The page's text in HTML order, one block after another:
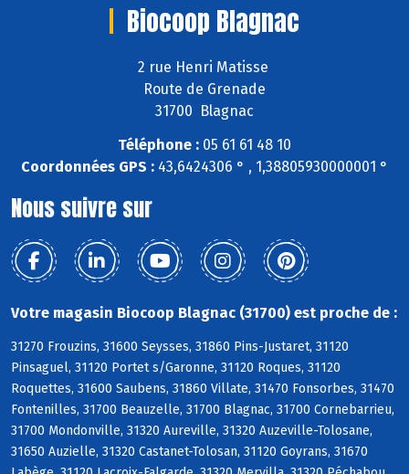
Biocoop Blagnac
2 rue Henri Matisse
Route de Grenade
31700 Blagnac
Téléphone : 05 61 61 48 10
Coordonnées GPS : 43,6424306 ° , 1,38805930000001 °
Nous suivre sur
Votre magasin Biocoop Blagnac (31700) est proche de :
31270 Frouzins, 31600 Seysses, 31860 Pins-Justaret, 31120
Pinsaguel, 31120 Portet s/Garonne, 31120 Roques, 31120
Roquettes, 31600 Saubens, 31860 Villate, 31470 Fonsorbes, 31470
Fontenilles, 31700 Beauzelle, 31700 Blagnac, 31700 Cornebarrieu,
31700 Mondonville, 31320 Aureville, 31320 Auzeville-Tolosane,
31650 Auzielle, 31320 Castanet-Tolosan, 31120 Goyrans, 31670